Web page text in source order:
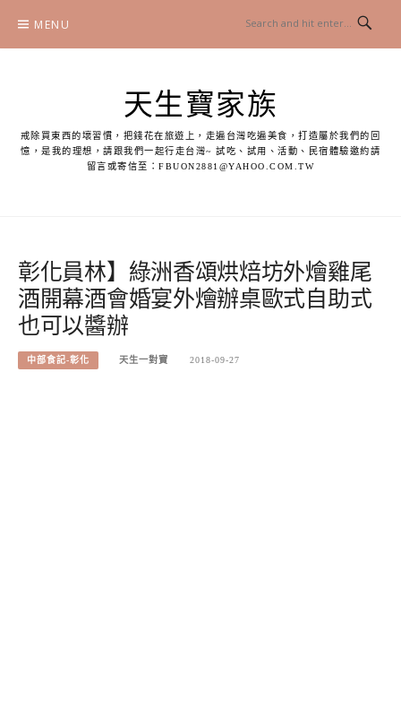
content
MENU
天生寶家族
戒除買東西的壞習慣，把錢花在旅遊上，走遍台灣吃遍美食，打造屬於我們的回
憶，是我的理想，請跟我們一起行走台灣~ 試吃、試用、活動、民宿體驗邀約請
留言或寄信至：FBUON2881@YAHOO.COM.TW
彰化員林】綠洲香頌烘焙坊外燴雞尾
酒開幕酒會婚宴外燴辦桌歐式自助式
也可以醬辦
中部食記-彰化 天生一對寶 2018-09-27